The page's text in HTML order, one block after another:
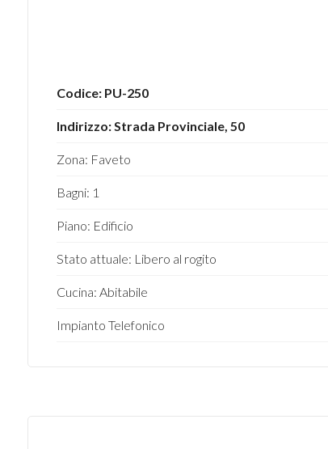
Codice: PU-250
Indirizzo: Strada Provinciale, 50
Zona: Faveto
Bagni: 1
Piano: Edificio
Stato attuale: Libero al rogito
Cucina: Abitabile
Impianto Telefonico
Camere